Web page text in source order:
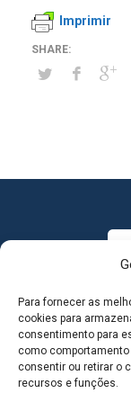
Para fornecer as
cookies para
consentimento para
como
consentir ou retirar o
recursos e funções.
Imprimir
MAPA DO SITE